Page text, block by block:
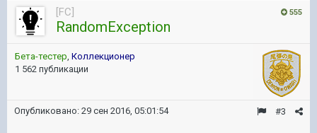
555
[FC]
RandomException
Бета-тестер, Коллекционер
1 562 публикации
#3
Опубликовано: 29 сен 2016, 05:01:54